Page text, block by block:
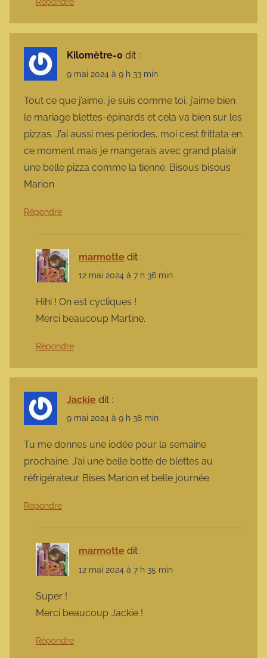
Répondre
Kilomètre-0 dit :
9 mai 2024 à 9 h 33 min
Tout ce que j’aime, je suis comme toi, j’aime bien
le mariage blettes-épinards et cela va bien sur les
pizzas. J’ai aussi mes périodes, moi c’est frittata en
ce moment mais je mangerais avec grand plaisir
une belle pizza comme la tienne. Bisous bisous
Marion
Répondre
marmotte dit :
12 mai 2024 à 7 h 36 min
Hihi ! On est cycliques !
Merci beaucoup Martine.
Répondre
Jackie dit :
9 mai 2024 à 9 h 38 min
Tu me donnes une iodée pour la semaine
prochaine. J’ai une belle botte de blettes au
réfrigérateur. Bises Marion et belle journée
Répondre
marmotte dit :
12 mai 2024 à 7 h 35 min
Super !
Merci beaucoup Jackie !
Répondre